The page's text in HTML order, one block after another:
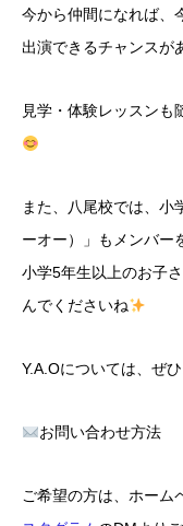
今から仲間になれば、
出演できるチャンスが
見学・体験レッスンも
また、八尾校では、小
ーオー）」もメンバー
小学5年生以上のお子
んでくださいね
Y.A.Oについては、ぜひ
お問い合わせ方法
ご希望の方は、ホーム